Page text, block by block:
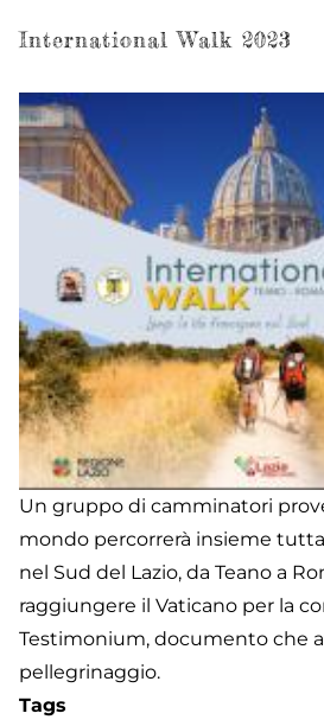
International Walk 2023
Un gruppo di camminatori
mondo percorrerà insieme tutta
nel Sud del Lazio, da Teano a
raggiungere il Vaticano per la
Testimonium, documento che
pellegrinaggio.
Tags